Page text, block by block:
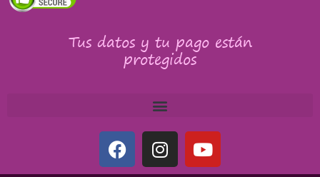
Tus datos y tu pago están
protegidos